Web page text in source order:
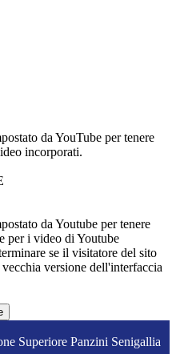
da YouTube per tenere
incorporati.
da Youtube per tenere
per i video di Youtube
se il visitatore del sito
versione dell'interfaccia
Superiore Panzini Senigallia